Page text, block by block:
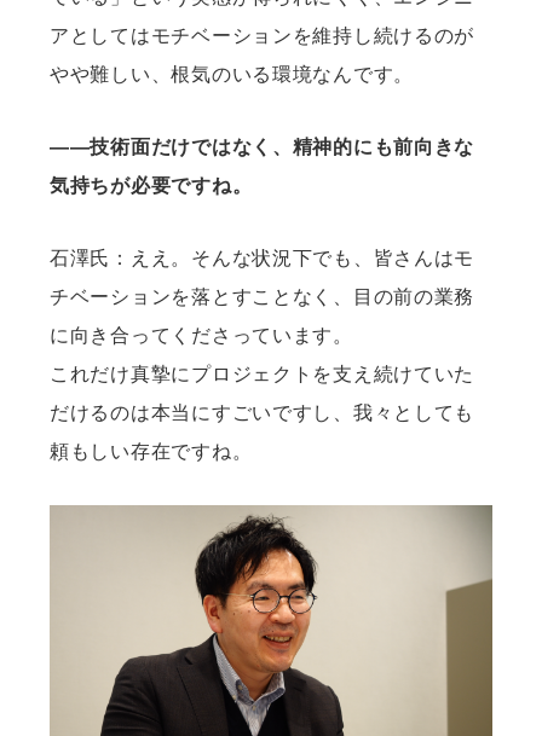
アとしてはモチベーションを維持し続けるのが
やや難しい、根気のいる環境なんです。
——技術面だけではなく、精神的にも前向きな
気持ちが必要ですね。
石澤氏：ええ。そんな状況下でも、皆さんはモ
チベーションを落とすことなく、目の前の業務
に向き合ってくださっています。
これだけ真摯にプロジェクトを支え続けていた
だけるのは本当にすごいですし、我々としても
頼もしい存在ですね。